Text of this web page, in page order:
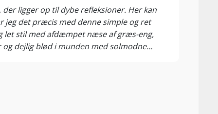
ligger op til dybe refleksioner. Her kan
jeg det præcis med denne simple og ret
let stil med afdæmpet næse af græs-eng,
dejlig blød i munden med solmodne